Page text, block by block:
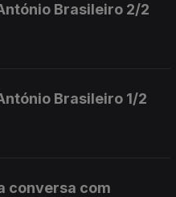
Brasileiro 2/2
Brasileiro 1/2
conversa com